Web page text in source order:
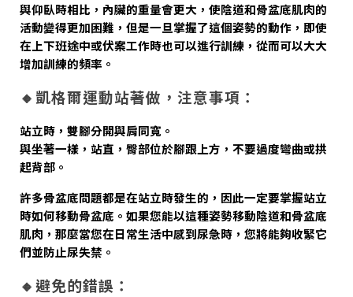
與仰臥時相比，內臟的重量會更大，使陰道和骨盆底肌肉的
活動變得更加困難，但是一旦掌握了這個姿勢的動作，即使
在上下班途中或伏案工作時也可以進行訓練，從而可以大大
增加訓練的頻率。
🔸凱格爾運動站著做，注意事項：
站立時，雙腳分開與肩同寬。
與坐著一樣，站直，臀部位於腳跟上方，不要過度彎曲或拱
起背部。
許多骨盆底問題都是在站立時發生的，因此一定要掌握站立
時如何移動骨盆底。如果您能以這種姿勢移動陰道和骨盆底
肌肉，那麼當您在日常生活中感到尿急時，您將能夠收緊它
們並防止尿失禁。
🔸避免的錯誤：